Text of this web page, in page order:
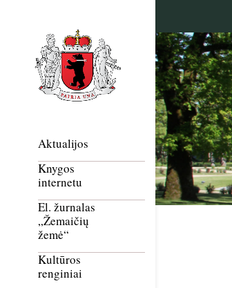
Aktualijos
Knygos
internetu
El. žurnalas
„Žemaičių
žemė“
Kultūros
renginiai